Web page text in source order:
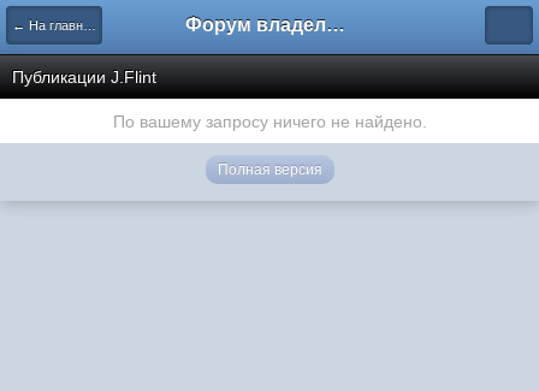
← На главную Форум владельцев интернет-магазинов
Публикации J.Flint
По вашему запросу ничего не найдено.
Полная версия